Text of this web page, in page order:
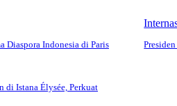
Diaspora Indonesia di Paris
di Istana Élysée, Perkuat